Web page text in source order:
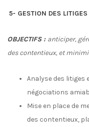
5- GESTION DES
OBJECTIFS : anticiper,
des contentieux, et
Analyse des litiges
négociations
Mise en place de
des contentieux,